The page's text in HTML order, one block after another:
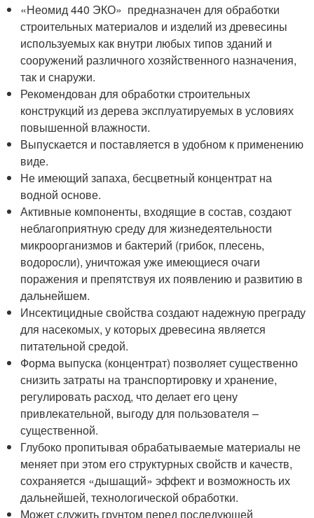
«Неомид 440 ЭКО» предназначен для обработки
строительных материалов и изделий из древесины
используемых как внутри любых типов зданий и
сооружений различного хозяйственного назначения,
так и снаружи.
Рекомендован для обработки строительных
конструкций из дерева эксплуатируемых в условиях
повышенной влажности.
Выпускается и поставляется в удобном к применению
виде.
Не имеющий запаха, бесцветный концентрат на
водной основе.
Активные компоненты, входящие в состав, создают
неблагоприятную среду для жизнедеятельности
микроорганизмов и бактерий (грибок, плесень,
водоросли), уничтожая уже имеющиеся очаги
поражения и препятствуя их появлению и развитию в
дальнейшем.
Инсектицидные свойства создают надежную преграду
для насекомых, у которых древесина является
питательной средой.
Форма выпуска (концентрат) позволяет существенно
снизить затраты на транспортировку и хранение,
регулировать расход, что делает его цену
привлекательной, выгоду для пользователя –
существенной.
Глубоко пропитывая обрабатываемые материалы не
меняет при этом его структурных свойств и качеств,
сохраняется «дышащий» эффект и возможность их
дальнейшей, технологической обработки.
Может служить грунтом перед последующей